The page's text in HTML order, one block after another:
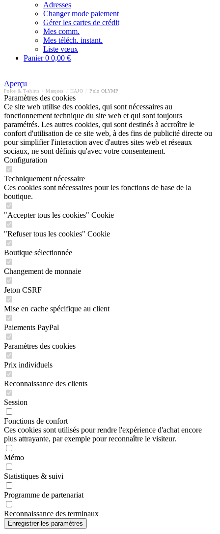
Adresses
Changer mode paiement
Gérer les cartes de crédit
Mes comm.
Mes téléch. instant.
Liste vœux
Panier0 0,00 €
Aperçu
Polos & T-shirts Marques HAJO Polo OLYMP
Paramètres des cookies
Ce site web utilise des cookies, qui sont nécessaires au
fonctionnement technique du site web et qui sont toujours
paramétrés. Les autres cookies, qui sont destinés à accroître le
confort d'utilisation de ce site web, à des fins de publicité directe ou
pour simplifier l'interaction avec d'autres sites web et réseaux
sociaux, ne sont définis qu'avec votre consentement.
Configuration
Techniquement nécessaire
Ces cookies sont nécessaires pour les fonctions de base de la
boutique.
"Accepter tous les cookies" Cookie
"Refuser tous les cookies" Cookie
Boutique sélectionnée
Changement de monnaie
Jeton CSRF
Mise en cache spécifique au client
Paiements PayPal
Paramètres des cookies
Prix individuels
Reconnaissance des clients
Session
Fonctions de confort
Ces cookies sont utilisés pour rendre l'expérience d'achat encore
plus attrayante, par exemple pour reconnaître le visiteur.
Mémo
Statistiques & suivi
Programme de partenariat
Reconnaissance des terminaux